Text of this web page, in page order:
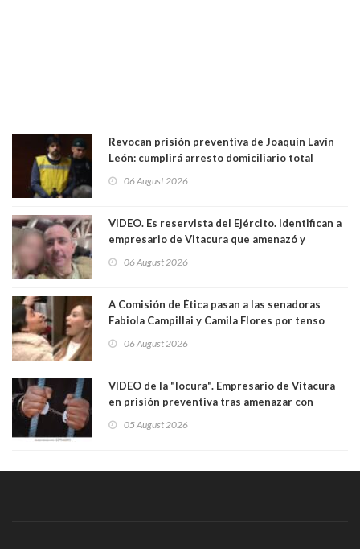
Revocan prisión preventiva de Joaquín Lavín
León: cumplirá arresto domiciliario total
06 August 2026
VIDEO. Es reservista del Ejército. Identifican a
empresario de Vitacura que amenazó y
al "ring raja". Se trata de Andrés Arrieta y la
06 August 2026
A Comisión de Ética pasan a las senadoras
Fabiola Campillai y Camila Flores por tenso
06 August 2026
VIDEO de la "locura". Empresario de Vitacura
en prisión preventiva tras amenazar con
Los persiguió en potente camioneta
05 August 2026